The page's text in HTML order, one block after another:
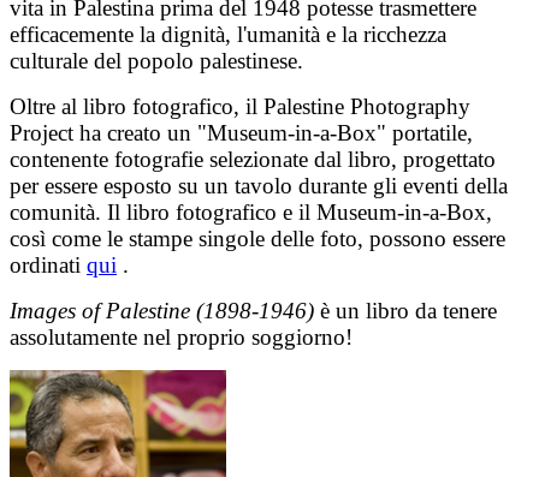
vita in Palestina prima del 1948 potesse trasmettere
efficacemente la dignità, l'umanità e la ricchezza
culturale del popolo palestinese.
Oltre al libro fotografico, il Palestine Photography
Project ha creato un "Museum-in-a-Box" portatile,
contenente fotografie selezionate dal libro, progettato
per essere esposto su un tavolo durante gli eventi della
comunità. Il libro fotografico e il Museum-in-a-Box,
così come le stampe singole delle foto, possono essere
ordinati qui .
Images of Palestine (1898-1946) è un libro da tenere
assolutamente nel proprio soggiorno!